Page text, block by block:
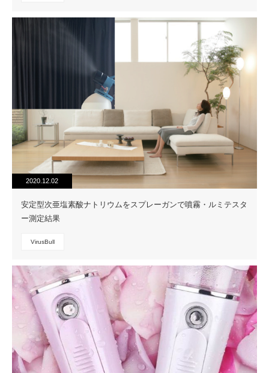
2020.12.02
安定型次亜塩素酸ナトリウムをスプレーガンで噴霧・ルミテスタ
ー測定結果
VirusBull